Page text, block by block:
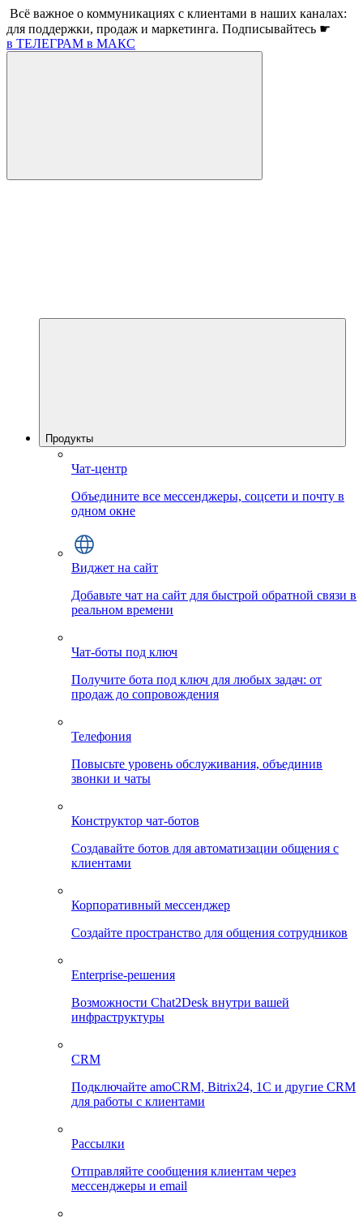
Всё важное о коммуникациях с клиентами в наших каналах:
для поддержки, продаж и маркетинга. Подписывайтесь ☛
в ТЕЛЕГРАМ в МАКС
Продукты
Чат-центр
Объедините все мессенджеры, соцсети и почту в
одном окне
Виджет на сайт
Добавьте чат на сайт для быстрой обратной связи в
реальном времени
Чат-боты под ключ
Получите бота под ключ для любых задач: от
продаж до сопровождения
Телефония
Повысьте уровень обслуживания, объединив
звонки и чаты
Конструктор чат-ботов
Создавайте ботов для автоматизации общения с
клиентами
Корпоративный мессенджер
Создайте пространство для общения сотрудников
Enterprise-решения
Возможности Chat2Desk внутри вашей
инфраструктуры
CRM
Подключайте amoCRM, Bitrix24, 1C и другие CRM
для работы с клиентами
Рассылки
Отправляйте сообщения клиентам через
мессенджеры и email